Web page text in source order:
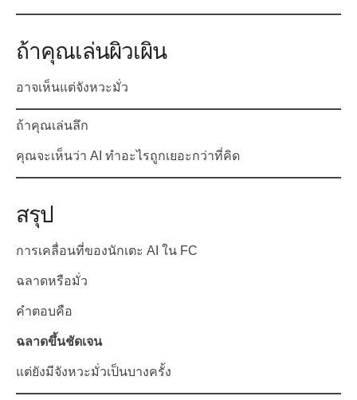
ถ้าคุณเล่นผิวเผิน
อาจเห็นแต่จังหวะมั่ว
ถ้าคุณเล่นลึก
คุณจะเห็นว่า AI ทำอะไรถูกเยอะกว่าที่คิด
สรุป
การเคลื่อนที่ของนักเตะ AI ใน FC
ฉลาดหรือมั่ว
คำตอบคือ
ฉลาดขึ้นชัดเจน
แต่ยังมีจังหวะมั่วเป็นบางครั้ง